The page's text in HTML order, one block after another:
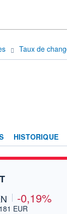
Taux de
HISTORIQUE
-0,19%
EUR